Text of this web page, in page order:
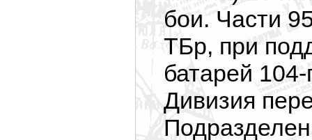
бои. Части
ТБр, при
батарей
Дивизия